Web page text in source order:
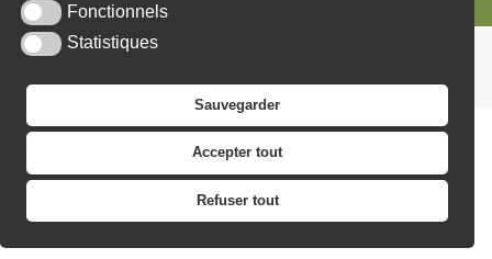
Fonctionnels
Statistiques
Sauvegarder
Accepter tout
Refuser tout